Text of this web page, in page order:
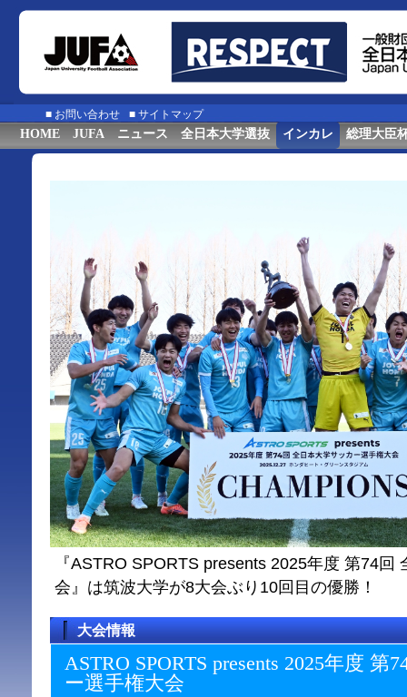
■ お問い合わせ ■ サイトマップ
HOME JUFA ニュース 全日本大学選抜 インカレ 総理大臣
『ASTRO SPORTS presents 2025年度 第74回
会』は筑波大学が8大会ぶり10回目の優勝！
大会情報
ASTRO SPORTS presents 2025年度
ー選⼿権⼤会